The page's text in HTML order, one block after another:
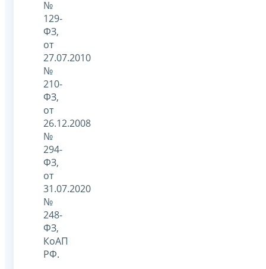
№
129-
ФЗ,
от
27.07.2010
№
210-
ФЗ,
от
26.12.2008
№
294-
ФЗ,
от
31.07.2020
№
248-
ФЗ,
КоАП
РФ.